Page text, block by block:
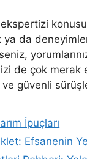
da
de çok merak
güvenli
İpuçları
Efsanenin